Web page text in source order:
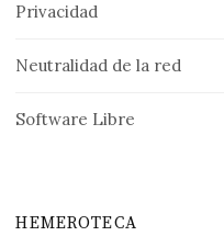
Privacidad
Neutralidad de la red
Software Libre
HEMEROTECA